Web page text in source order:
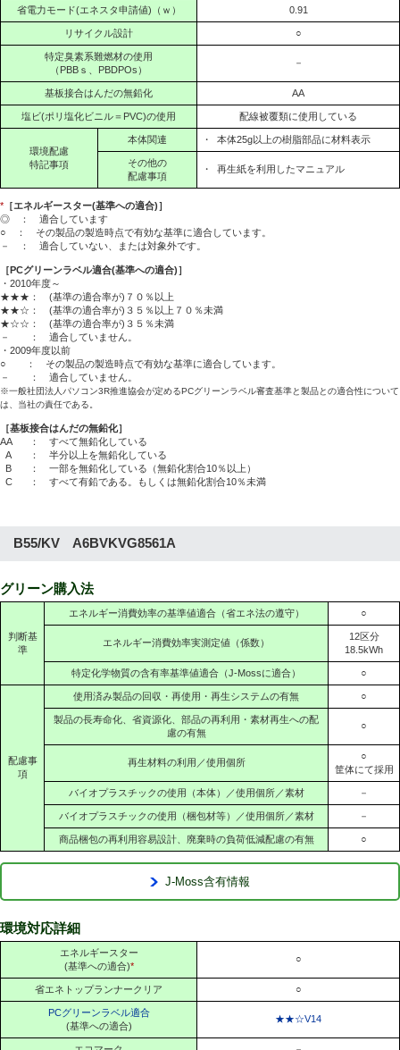
省電力モード(エネスタ申請値)（ｗ） 0.91
リサイクル設計 ○
特定臭素系難燃材の使用
（PBBｓ、PBDPOs）
－
基板接合はんだの無鉛化 AA
塩ビ(ポリ塩化ビニル＝PVC)の使用 配線被覆類に使用している
環境配慮
特記事項
本体関連 ・ 本体25g以上の樹脂部品に材料表示
その他の
配慮事項
・ 再生紙を利用したマニュアル
* ［エネルギースター(基準への適合)］
◎ ： 適合しています
○ ： その製品の製造時点で有効な基準に適合しています。
－ ： 適合していない、または対象外です。
［PCグリーンラベル適合(基準への適合)］
・2010年度～
★★★： (基準の適合率が)７０％以上
★★☆： (基準の適合率が)３５％以上７０％未満
★☆☆： (基準の適合率が)３５％未満
－ ： 適合していません。
・2009年度以前
○ ： その製品の製造時点で有効な基準に適合しています。
－ ： 適合していません。
※一般社団法人パソコン3R推進協会が定めるPCグリーンラベル審査基準と製品との適合性について
は、当社の責任である。
［基板接合はんだの無鉛化］
AA
： すべて無鉛化している
A
： 半分以上を無鉛化している
B
： 一部を無鉛化している（無鉛化割合10％以上）
C
： すべて有鉛である。もしくは無鉛化割合10％未満
B55/KV A6BVKVG8561A
グリーン購入法
判断基
準
エネルギー消費効率の基準値適合（省エネ法の遵守） ○
エネルギー消費効率実測定値（係数）
12区分
18.5kWh
特定化学物質の含有率基準値適合（J-Mossに適合） ○
配慮事
項
使用済み製品の回収・再使用・再生システムの有無 ○
製品の長寿命化、省資源化、部品の再利用・素材再生への配
慮の有無
○
再生材料の利用／使用個所
○
筐体にて採用
バイオプラスチックの使用（本体）／使用個所／素材 －
バイオプラスチックの使用（梱包材等）／使用個所／素材 －
商品梱包の再利用容易設計、廃棄時の負荷低減配慮の有無 ○
J-Moss含有情報
環境対応詳細
エネルギースター
(基準への適合)*
○
省エネトップランナークリア ○
PCグリーンラベル適合
(基準への適合)
★★☆V14